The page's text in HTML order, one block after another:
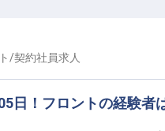
の挑戦を応援します。副
/契約社員求人
日！フロントの経験者